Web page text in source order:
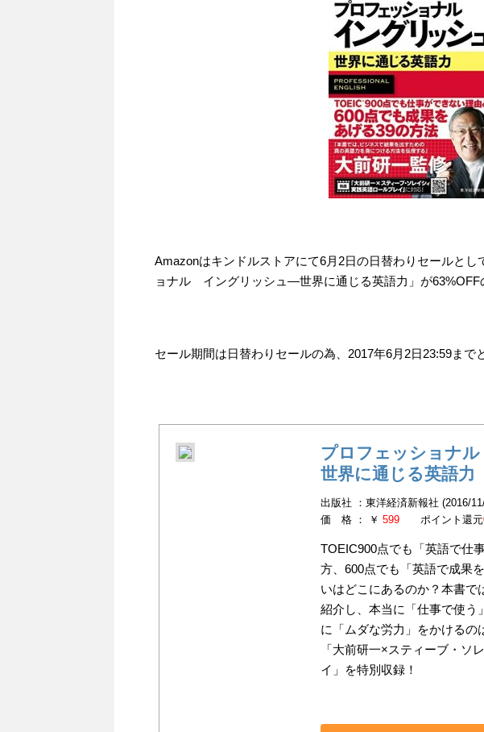
Amazonはキンドルストアにて6月2日の日替わりセールとし
ョナル イングリッシュ―世界に通じる英語力」が63%OFF
セール期間は日替わりセールの為、2017年6月2日23:59まで
プロフェッショナ
世界に通じる英語力
出版社 ：東洋経済新報社 (2016/
価 格 ： ￥599 ポイント還元
TOEIC900点でも「英語で仕
方、600点でも「英語で成果
いはどこにあるのか？本書で
紹介し、本当に「仕事で使う
に「ムダな労力」をかけるの
「大前研一×スティーブ・ソ
イ」を特別収録！